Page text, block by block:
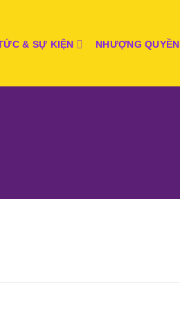
& SỰ KIỆN NHƯỢNG QUYỀN